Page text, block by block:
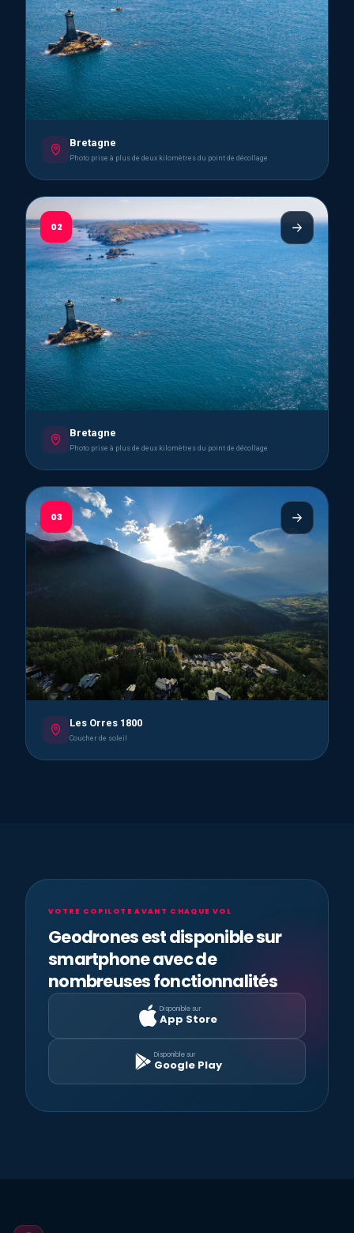
Bretagne
Photo prise à plus de deux kilomètres du point de décollage
02
Bretagne
Photo prise à plus de deux kilomètres du point de décollage
03
Les Orres 1800
Coucher de soleil
VOTRE COPILOTE AVANT CHAQUE VOL
Geodrones est disponible sur
smartphone avec de
nombreuses fonctionnalités
Disponible sur
App Store
Disponible sur
Google Play